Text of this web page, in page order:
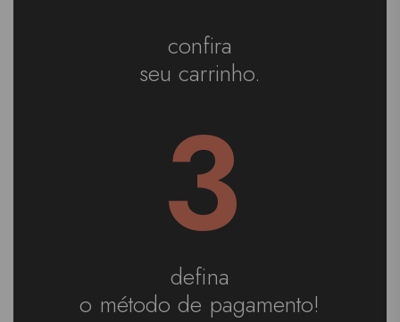
confira
seu carrinho.
3
defina
o método de pagamento!